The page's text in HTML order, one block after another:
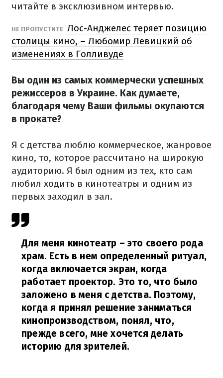
читайте в эксклюзивном интервью.
НЕ ПРОПУСТИТЕ Лос-Анджелес теряет позицию
столицы кино, – Любомир Левицкий об
изменениях в Голливуде
Вы один из самых коммерчески успешных
режиссеров в Украине. Как думаете,
благодаря чему Ваши фильмы окупаются
в прокате?
Я с детства люблю коммерческое, жанровое
кино, то, которое рассчитано на широкую
аудиторию. Я был одним из тех, кто сам
любил ходить в кинотеатры и одним из
первых заходил в зал.
Для меня кинотеатр – это своего рода
храм. Есть в нем определенный ритуал,
когда включается экран, когда
работает проектор. Это то, что было
заложено в меня с детства. Поэтому,
когда я принял решение заниматься
кинопроизводством, понял, что,
прежде всего, мне хочется делать
историю для зрителей.